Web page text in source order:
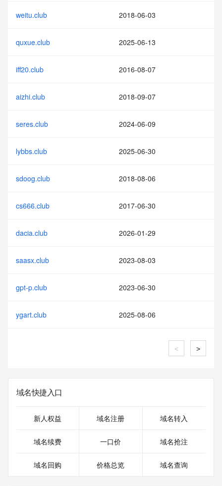
weitu.club 2018-06-03
quxue.club 2025-06-13
iff20.club 2016-08-07
aizhi.club 2018-09-07
seres.club 2024-06-09
lybbs.club 2025-06-30
sdoog.club 2018-08-06
cs666.club 2017-06-30
dacia.club 2026-01-29
saasx.club 2023-08-03
gpt-p.club 2023-06-30
ygart.club 2025-08-06
< >
域名快捷入口
新人权益 域名注册 域名转入
域名续费 一口价 域名抢注
域名回购 价格总览 域名查询